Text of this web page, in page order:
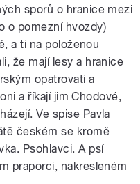
sporů o hranice mezi
o pomezní hvozdy)
a ti na položenou
že mají lesy a hranice
opatrovati a
a říkají jim Chodové,
Ve spise Pavla
českém se kromě
Psohlavci. A psí
praporci, nakresleném